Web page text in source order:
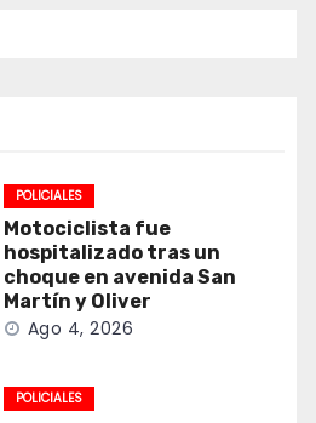
POLICIALES
Motociclista fue
hospitalizado tras un
choque en avenida San
Martín y Oliver
Ago 4, 2026
POLICIALES